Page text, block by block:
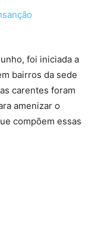
foi iniciada a
bairros da sede
carentes foram
amenizar o
compõem essas